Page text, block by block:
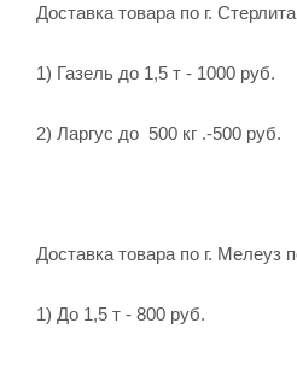
Доставка товара по г.
1) Газель до 1,5 т - 1000 руб.
2) Ларгус до 500 кг .-500 руб.
Доставка товара по г. Мелеуз
1) До 1,5 т - 800 руб.